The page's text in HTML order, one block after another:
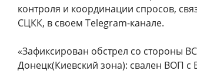
контроля и координации спросов,
СЦКК, в своем Telegram-канале.
«Зафиксирован обстрел со стороны
Донецк(Киевский зона): свален ВОП с